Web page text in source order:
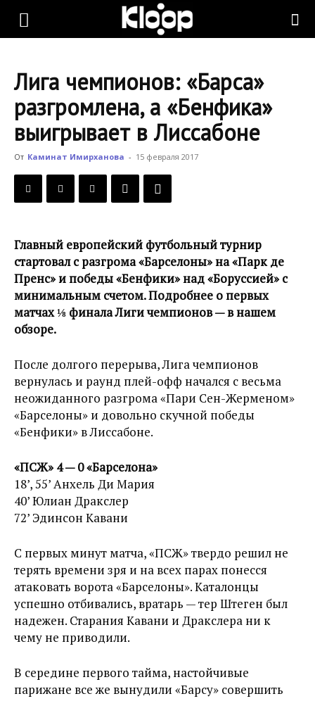
KLOOP.KG
Новости
Кыргызстана
Лига чемпионов: «Барса»
разгромлена, а «Бенфика»
выигрывает в Лиссабоне
От Каминат Имирханова - 15 февраля 2017
Главный европейский футбольный турнир
стартовал с разгрома «Барселоны» на «Парк де
Пренс» и победы «Бенфики» над «Боруссией» с
минимальным счетом. Подробнее о первых
матчах ⅛ финала Лиги чемпионов — в нашем
обзоре.
После долгого перерыва, Лига чемпионов
вернулась и раунд плей-офф начался с весьма
неожиданного разгрома «Пари Сен-Жерменом»
«Барселоны» и довольно скучной победы
«Бенфики» в Лиссабоне.
«ПСЖ» 4 — 0 «Барселона»
18’, 55’ Анхель Ди Мария
40’ Юлиан Дракслер
72’ Эдинсон Кавани
С первых минут матча, «ПСЖ» твердо решил не
терять времени зря и на всех парах понесся
атаковать ворота «Барселоны». Каталонцы
успешно отбивались, вратарь — тер Штеген был
надежен. Старания Кавани и Дракслера ни к
чему не приводили.
В середине первого тайма, настойчивые
парижане все же вынудили «Барсу» совершить